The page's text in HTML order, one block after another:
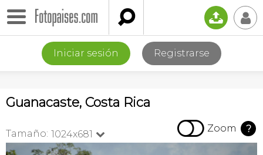
 📤 👤
Iniciar sesión Registrarse
Guanacaste, Costa Rica
Tamaño: 1024x681   Zoom ?